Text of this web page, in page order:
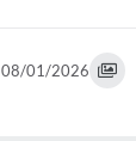
08/01/2026